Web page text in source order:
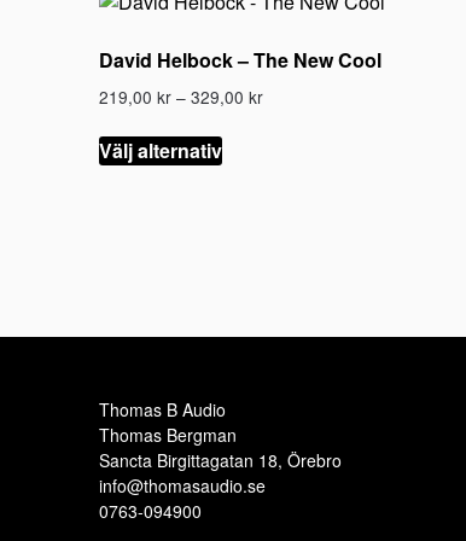
David Helbock – The New Cool
219,00 kr – 329,00 krPrisintervall:
Välj alternativ
Den
här
olika
väljas
på
produktsidan
Thomas B Audio
Thomas Bergman
Sancta Birgittagatan 18, Örebro
info@thomasaudio.se
0763-094900